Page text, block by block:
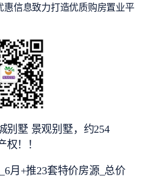
信息致力打造优质购房置业平
别墅 景观别墅，约254
权！！
月+推23套特价房源_总价